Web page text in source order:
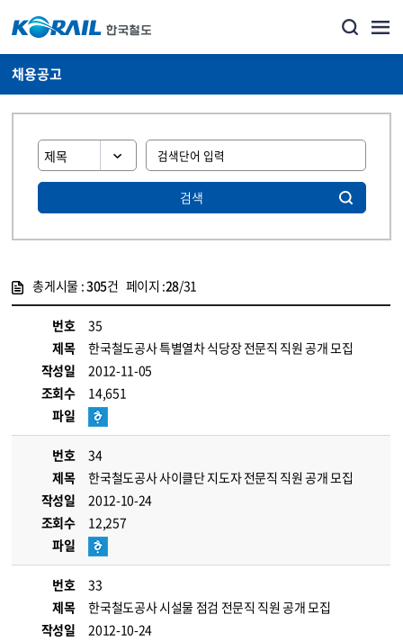
채용공고
검색
총게시물 :305건 페이지 :28/31
번호
35
제목
한국철도공사 특별열차 식당장 전문직 직원 공개 모집
작성일
2012-11-05
조회수
14,651
파일
번호
34
제목
한국철도공사 사이클단 지도자 전문직 직원 공개 모집
작성일
2012-10-24
조회수
12,257
파일
번호
33
제목
한국철도공사 시설물 점검 전문직 직원 공개 모집
작성일
2012-10-24